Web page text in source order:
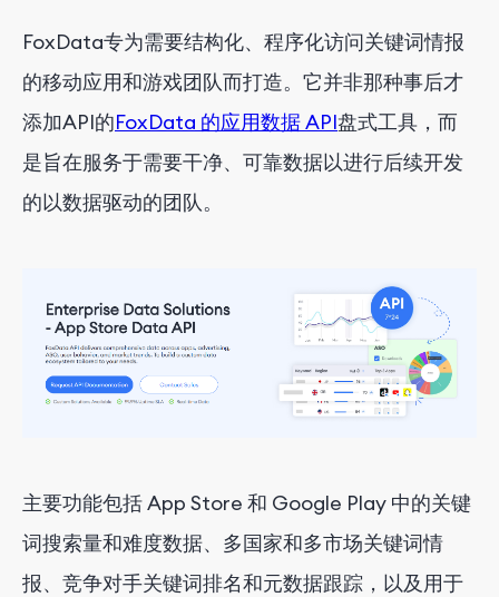
FoxData专为需要结构化、程序化访问关键词情报
的移动应用和游戏团队而打造。它并非那种事后才
添加API的FoxData 的应用数据 API盘式工具，而
是旨在服务于需要干净、可靠数据以进行后续开发
的以数据驱动的团队。
主要功能包括 App Store 和 Google Play 中的关键
词搜索量和难度数据、多国家和多市场关键词情
报、竞争对手关键词排名和元数据跟踪，以及用于